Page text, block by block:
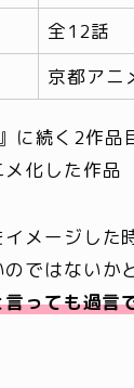
全12話
京都アニ
に続く2作品
化した作品
イメージした
ではないか
っても過言